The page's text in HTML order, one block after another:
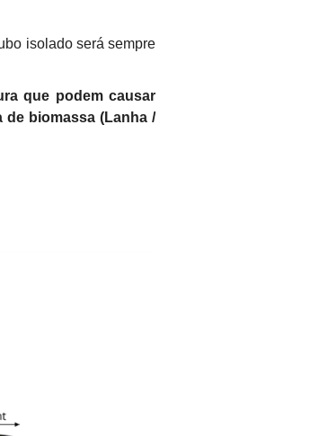
isolado será sempre
que podem causar
biomassa (Lanha /